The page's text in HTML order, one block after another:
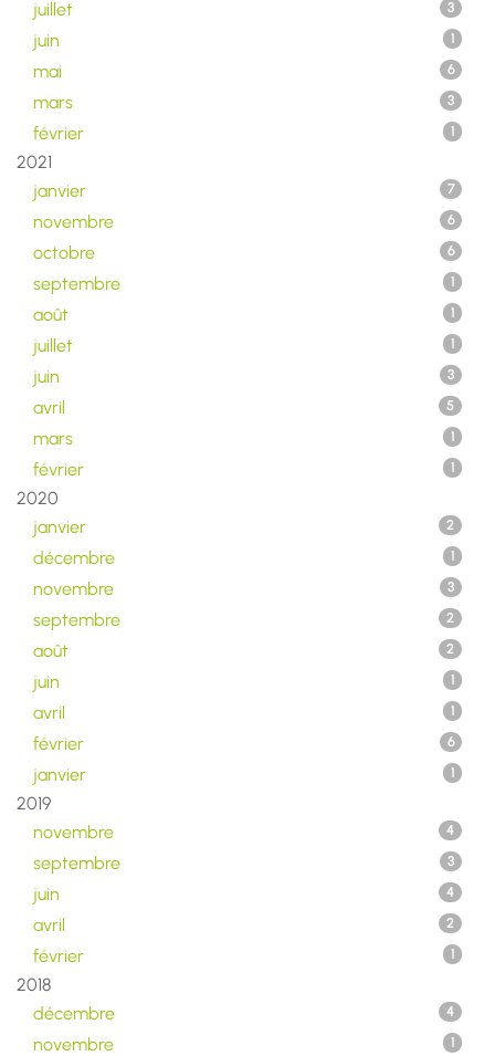
juillet 3
juin 1
mai 6
mars 3
février 1
2021
janvier
7
novembre 6
octobre 6
septembre 1
août 1
juillet 1
juin 3
avril 5
mars 1
février 1
2020
janvier
2
décembre 1
novembre 3
septembre 2
août 2
juin 1
avril 1
février 6
janvier 1
2019
novembre
4
septembre 3
juin 4
avril 2
février 1
2018
décembre
4
novembre 1